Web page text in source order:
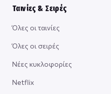
Ταινίες & Σειρές
Όλες οι ταινίες
Όλες οι σειρές
Νέες κυκλοφορίες
Netflix